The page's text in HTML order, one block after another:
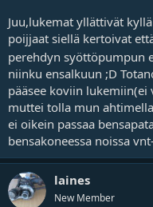
Juu,lukemat yllättivät
poijjaat siellä kertoivat
perehdyn syöttöpumpun
niinku ensalkuun ;D
pääsee koviin
muttei tolla mun
ei oikein passaa
bensakoneessa noissa
laines
New Member